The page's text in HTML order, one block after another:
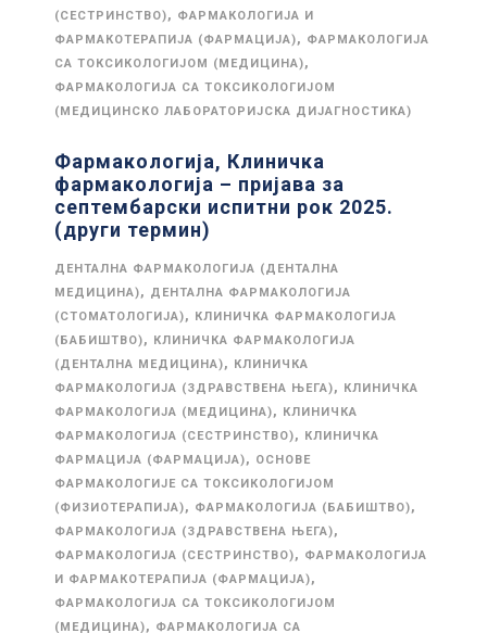
(СЕСТРИНСТВО), ФАРМАКОЛОГИЈА И
ФАРМАКОТЕРАПИЈА (ФАРМАЦИЈА), ФАРМАКОЛОГИЈА
СА ТОКСИКОЛОГИЈОМ (МЕДИЦИНА),
ФАРМАКОЛОГИЈА СА ТОКСИКОЛОГИЈОМ
(МЕДИЦИНСКО ЛАБОРАТОРИЈСКА ДИЈАГНОСТИКА)
Фармакологија, Клиничка
фармакологија – пријава за
септембарски испитни рок 2025.
(други термин)
ДЕНТАЛНА ФАРМАКОЛОГИЈА (ДЕНТАЛНА
МЕДИЦИНА), ДЕНТАЛНА ФАРМАКОЛОГИЈА
(СТОМАТОЛОГИЈА), КЛИНИЧКА ФАРМАКОЛОГИЈА
(БАБИШТВО), КЛИНИЧКА ФАРМАКОЛОГИЈА
(ДЕНТАЛНА МЕДИЦИНА), КЛИНИЧКА
ФАРМАКОЛОГИЈА (ЗДРАВСТВЕНА ЊЕГА), КЛИНИЧКА
ФАРМАКОЛОГИЈА (МЕДИЦИНА), КЛИНИЧКА
ФАРМАКОЛОГИЈА (СЕСТРИНСТВО), КЛИНИЧКА
ФАРМАЦИЈА (ФАРМАЦИЈА), ОСНОВЕ
ФАРМАКОЛОГИЈЕ СА ТОКСИКОЛОГИЈОМ
(ФИЗИОТЕРАПИЈА), ФАРМАКОЛОГИЈА (БАБИШТВО),
ФАРМАКОЛОГИЈА (ЗДРАВСТВЕНА ЊЕГА),
ФАРМАКОЛОГИЈА (СЕСТРИНСТВО), ФАРМАКОЛОГИЈА
И ФАРМАКОТЕРАПИЈА (ФАРМАЦИЈА),
ФАРМАКОЛОГИЈА СА ТОКСИКОЛОГИЈОМ
(МЕДИЦИНА), ФАРМАКОЛОГИЈА СА